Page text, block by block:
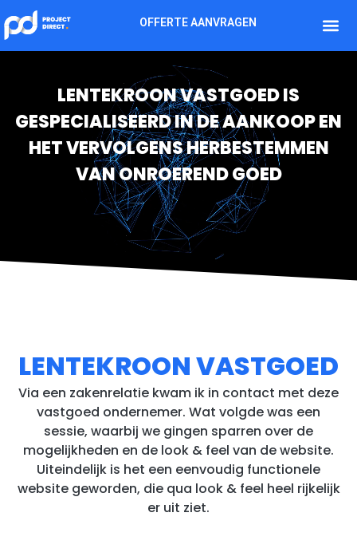
OFFERTE AANVRAGEN
LENTEKROON VASTGOED IS
GESPECIALISEERD IN DE AANKOOP EN
HET VERVOLGENS HERBESTEMMEN
VAN ONROEREND GOED
LENTEKROON VASTGOED
Via een zakenrelatie kwam ik in contact met deze
vastgoed ondernemer. Wat volgde was een
sessie, waarbij we gingen sparren over de
mogelijkheden en de look & feel van de website.
Uiteindelijk is het een eenvoudig functionele
website geworden, die qua look & feel heel rijkelijk
er uit ziet.